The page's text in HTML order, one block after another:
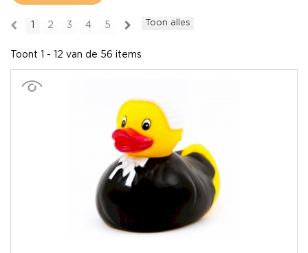
Toon alles
2 3 4 5
Toont 1 - 12 van de 56 items